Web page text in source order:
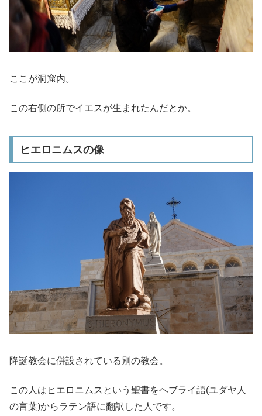
ここが洞窟内。
この右側の所でイエスが生まれたんだとか。
ヒエロニムスの像
降誕教会に併設されている別の教会。
この人はヒエロニムスという聖書をヘブライ語(ユダヤ人
の言葉)からラテン語に翻訳した人です。